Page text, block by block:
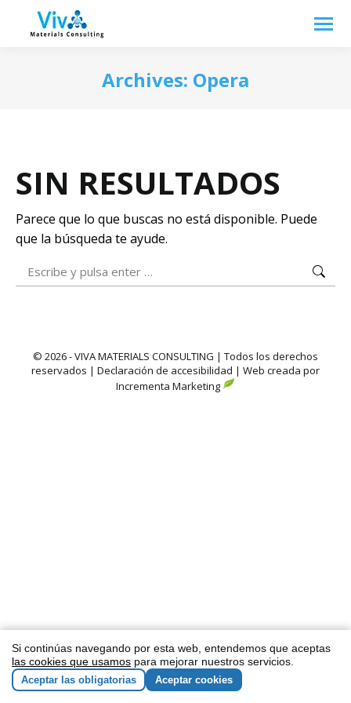
Archives: Opera
SIN RESULTADOS
Parece que lo que buscas no está disponible. Puede
que la búsqueda te ayude.
Buscar:
© 2026 - VIVA MATERIALS CONSULTING | Todos los derechos
reservados | Declaración de accesibilidad | Web creada por
Incrementa Marketing
Si continúas navegando por esta web, entendemos que aceptas
las cookies que usamos para mejorar nuestros servicios.
Aceptar las obligatorias Aceptar cookies